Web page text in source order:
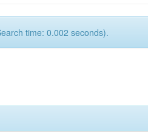
time: 0.002 seconds).